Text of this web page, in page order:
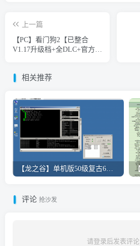
上一篇
【PC】看门狗2【已整合
V1.17升级档+全DLC+官方中
相关推荐
【龙之谷】单机版50级复古6职业附魔端GM命令无限点券可发物品视频教学虚拟机一键端
评论 抢沙发
请登录后发表评论